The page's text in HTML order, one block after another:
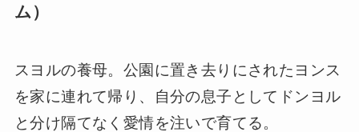
ム）
スヨルの養母。公園に置き去りにされたヨンス
を家に連れて帰り、自分の息子としてドンヨル
と分け隔てなく愛情を注いで育てる。